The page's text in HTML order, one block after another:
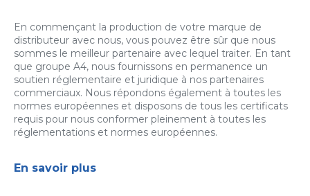
En commençant la production de votre marque de
distributeur avec nous, vous pouvez être sûr que nous
sommes le meilleur partenaire avec lequel traiter. En tant
que groupe A4, nous fournissons en permanence un
soutien réglementaire et juridique à nos partenaires
commerciaux. Nous répondons également à toutes les
normes européennes et disposons de tous les certificats
requis pour nous conformer pleinement à toutes les
réglementations et normes européennes.
En savoir plus